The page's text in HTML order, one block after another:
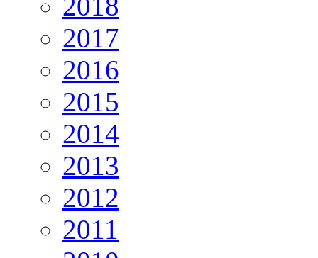
2017
2016
2015
2014
2013
2012
2011